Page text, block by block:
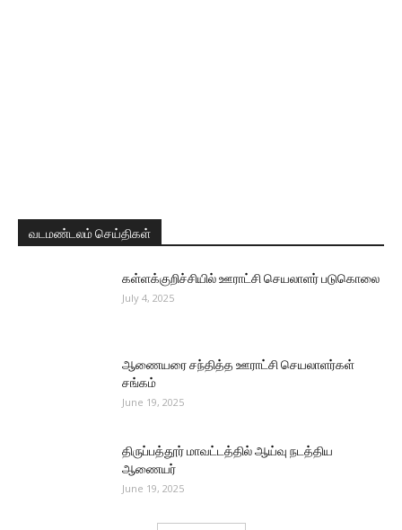
வடமண்டலம் செய்திகள்
கள்ளக்குறிச்சியில் ஊராட்சி செயலாளர் படுகொலை
July 4, 2025
ஆணையரை சந்தித்த ஊராட்சி செயலாளர்கள்
சங்கம்
June 19, 2025
திருப்பத்தூர் மாவட்டத்தில் ஆய்வு நடத்திய
ஆணையர்
June 19, 2025